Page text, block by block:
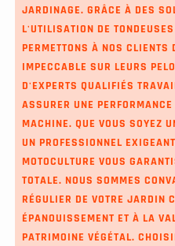
JARDINAGE. GRÂCE À DES
L'UTILISATION DE
PERMETTONS À NOS CLIENTS
IMPECCABLE SUR LEURS
D'EXPERTS QUALIFIÉS
ASSURER UNE
MACHINE. QUE VOUS SOYEZ
UN PROFESSIONNEL
MOTOCULTURE VOUS
TOTALE. NOUS SOMMES
RÉGULIER DE VOTRE JARDIN
ÉPANOUISSEMENT ET À LA
PATRIMOINE VÉGÉTAL.